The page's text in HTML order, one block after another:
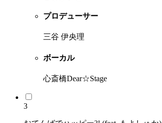
プロデューサー
三谷 伊央理
ボーカル
心斎橋Dear☆Stage
3